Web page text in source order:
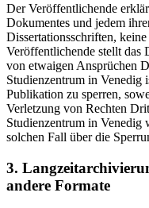
Der Veröffentlichende
Dokumentes und jedem
Dissertationsschriften,
Veröffentlichende stellt das
von etwaigen Ansprüchen
Studienzentrum in Venedig
Publikation zu sperren,
Verletzung von Rechten
Studienzentrum in Venedig
solchen Fall über die
3.
andere Formate